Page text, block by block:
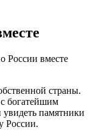
России вместе
страны.
богатейшим
памятники
России.